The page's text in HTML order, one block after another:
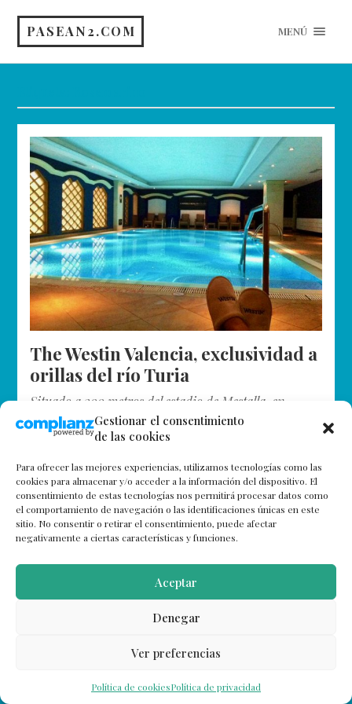
Gestionar el consentimiento
de las cookies
Para ofrecer las mejores experiencias, utilizamos tecnologías como las
cookies para almacenar y/o acceder a la información del dispositivo. El
consentimiento de estas tecnologías nos permitirá procesar datos como
el comportamiento de navegación o las identificaciones únicas en este
sitio. No consentir o retirar el consentimiento, puede afectar
negativamente a ciertas características y funciones.
Aceptar
Denegar
Ver preferencias
Política de cookiesPolítica de privacidad
PASEAN2.COM MENÚ
The Westin Valencia, exclusividad a
orillas del río Turia
Situado a 300 metros del estadio de Mestalla, en
un impresionante edificio modernista de 1921, The
Westin Valencia es uno de los hoteles más exclusivos de